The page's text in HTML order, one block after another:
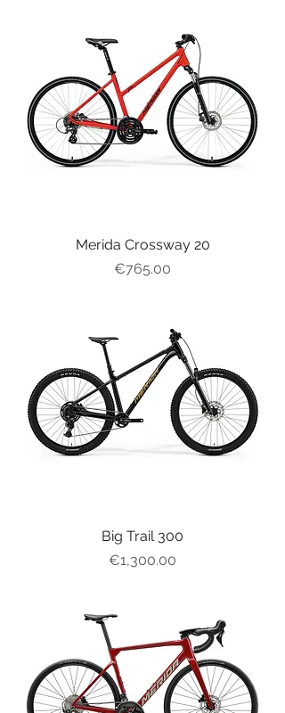
Merida Crossway 20
가격
€765.00
Big Trail 300
가격
€1,300.00